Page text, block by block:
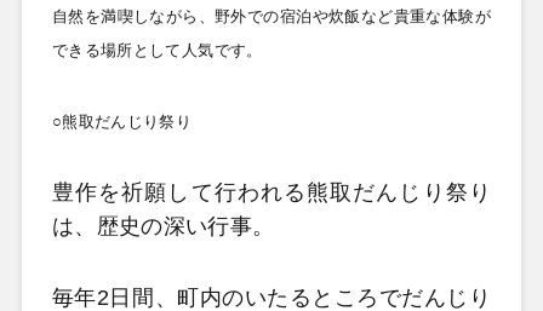
自然を満喫しながら、野外での宿泊や炊飯など貴重な体験が
できる場所として人気です。
○熊取だんじり祭り
豊作を祈願して行われる熊取だんじり祭り
は、歴史の深い行事。
毎年2 日間、町内のいたるところでだんじり